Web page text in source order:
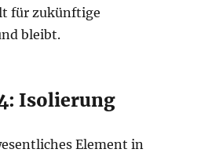
für zukünftige
bleibt.
Isolierung
Element in